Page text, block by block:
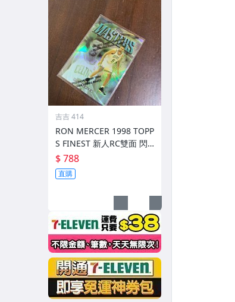
吉吉 414
RON MERCER 1998 TOPP
S FINEST 新人RC雙面 閃
亮金屬卡 REF 限002/1090
前後如圖
$ 788
直購